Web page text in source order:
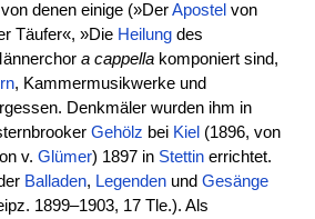
denen einige (»DerApostel von
Täufer«, »Die Heilungdes
a cappellakomponiert sind,
, Kammermusikwerke und
Denkmäler wurden ihm in
Gehölz bei Kiel (1896, von
v. Glümer) 1897 in Stettinerrichtet.
Balladen, Legendenund Gesänge
1899–1903, 17 Tle.). Als